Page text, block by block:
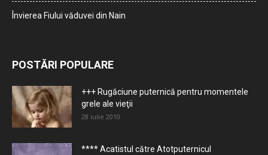
Învierea Fiului văduvei din Nain
POSTĂRI POPULARE
+++ Rugăciune puternică pentru momentele
grele ale vieţii
28 iulie 2010
**** Acatistul către Atotputernicul